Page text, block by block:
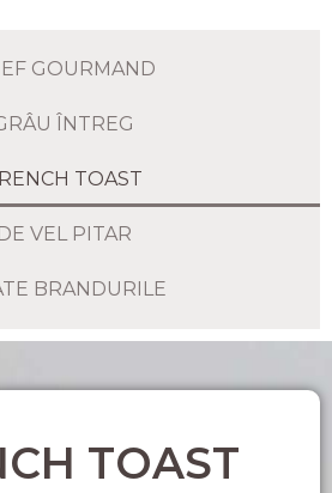
GOURMAND
ÎNTREG
TOAST
DE VEL PITAR
BRANDURILE
TOAST